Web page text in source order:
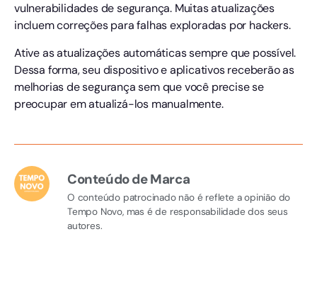
vulnerabilidades de segurança. Muitas atualizações
incluem correções para falhas exploradas por hackers.
Ative as atualizações automáticas sempre que possível.
Dessa forma, seu dispositivo e aplicativos receberão as
melhorias de segurança sem que você precise se
preocupar em atualizá-los manualmente.
Conteúdo de Marca
O conteúdo patrocinado não é reflete a opinião do
Tempo Novo, mas é de responsabilidade dos seus
autores.